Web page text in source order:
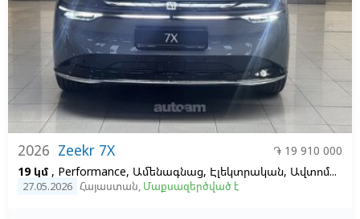
2026 Zeekr 7X
֏ 19 910 000
19 կմ , Performance, Ամենագնաց, Էլեկտրական, Ավտոմատ, 100, 2
27.05.2026 Հայաստան, Մաքսազերծված է